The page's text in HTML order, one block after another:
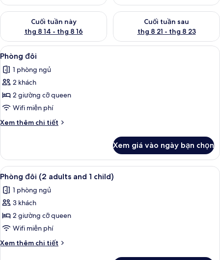
Cuối tuần này
thg 8 14 - thg 8 16
Kiểm tra lượng phòng cuối tuần này từ thg 8 14 - thg 8 16
Cuối tuần sau
thg 8 21 - thg 8 23
Kiểm tra lượng phòng cuối
Xem
tất
cả
ảnh
Phòng
đôi
Két bảo mật tại phòng, bàn, màn/
4
Phòng đôi
1 phòng ngủ
2 khách
2 giường cỡ queen
Wifi miễn phí
Xem thêm chi tiết
Chi
Phòng
đôi
Xem giá vào ngày bạn chọn
Xem
tất
cả
ảnh
Phòng
đôi
(2
adults
Két bảo mật tại phòng, bàn, màn/
4
Phòng đôi (2 adults and 1 child)
1 phòng ngủ
3 khách
2 giường cỡ queen
Wifi miễn phí
Xem thêm chi tiết
Chi